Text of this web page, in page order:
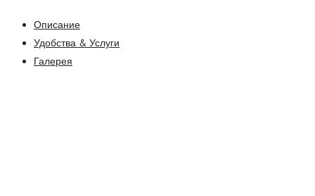
Описание
Удобства & Услуги
Галерея